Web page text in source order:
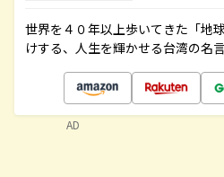
世界を４０年以上歩いてきた「地
けする、人生を輝かせる台湾の名
AD